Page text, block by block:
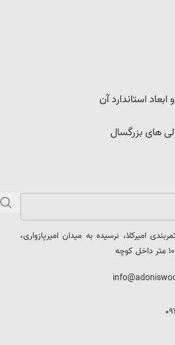
امیرکلا، نرسیده به میدان امیرپازواری،
ابعاد استاندارد آن
های بزرگسال